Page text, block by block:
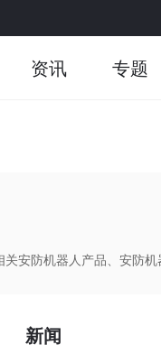
资讯 专题
安防机器人产品、安防
新闻